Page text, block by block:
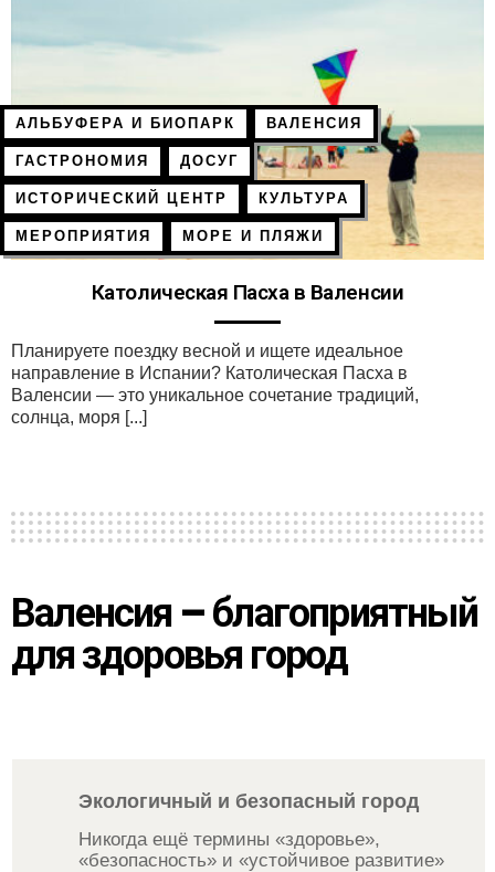
АЛЬБУФЕРА И БИОПАРК ВАЛЕНСИЯ
ГАСТРОНОМИЯ ДОСУГ
ИСТОРИЧЕСКИЙ ЦЕНТР КУЛЬТУРА
МЕРОПРИЯТИЯ МОРЕ И ПЛЯЖИ
Католическая Пасха в Валенсии
Планируете поездку весной и ищете идеальное
направление в Испании? Католическая Пасха в
Валенсии — это уникальное сочетание традиций,
солнца, моря [...]
Валенсия – благоприятный
для здоровья город
Экологичный и безопасный город
Никогда ещё термины «здоровье»,
«безопасность» и «устойчивое развитие»